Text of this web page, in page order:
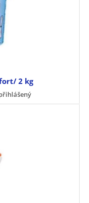
2 kg